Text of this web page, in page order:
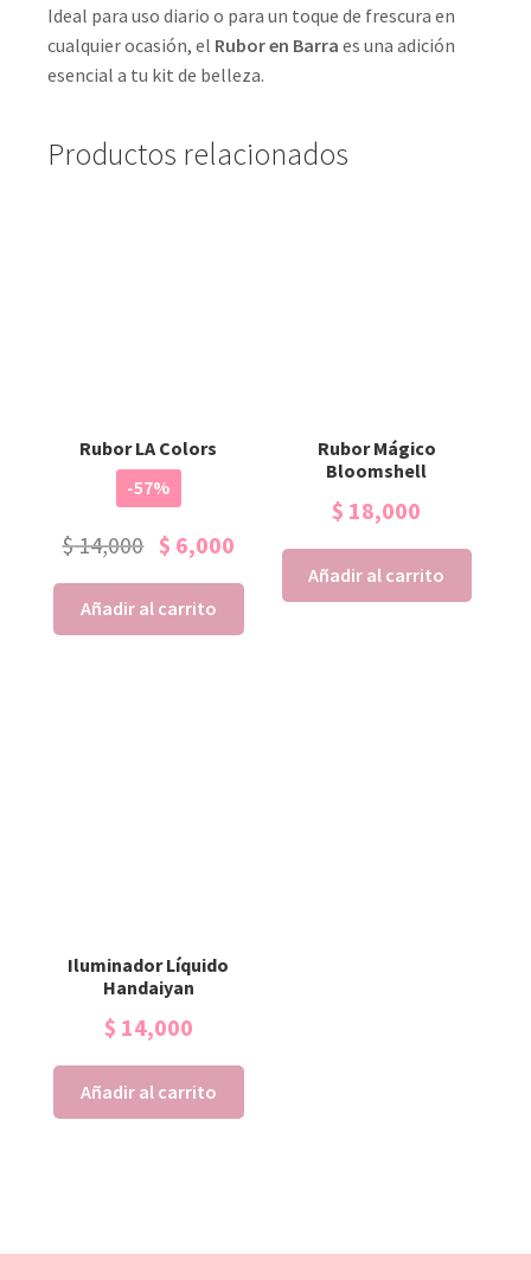
Ideal para uso diario o para un toque de frescura en
cualquier ocasión, el Rubor en Barra es una adición
esencial a tu kit de belleza.
Productos relacionados
Rubor LA Colors
-57%
$14,000 $ 6,000
Añadir al carrito
Rubor Mágico
Bloomshell
$ 18,000
Añadir al carrito
Iluminador Líquido
Handaiyan
$ 14,000
Añadir al carrito